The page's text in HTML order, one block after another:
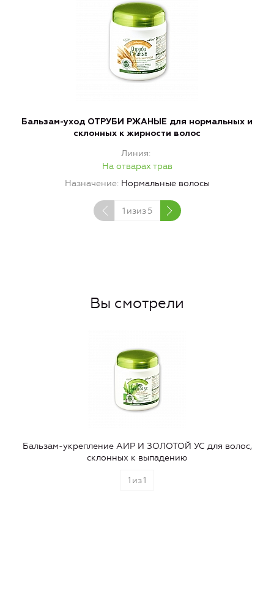
Бальзам-уход ОТРУБИ РЖАНЫЕ для нормальных и
склонных к жирности волос
Линия
На отварах трав
Назначение Нормальные волосы
1 изиз 5
Вы смотрели
Бальзам-укрепление АИР И ЗОЛОТОЙ УС для волос,
склонных к выпадению
1 из1